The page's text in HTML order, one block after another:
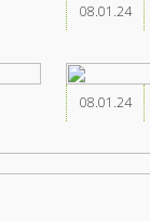
08.01.24
08.01.24